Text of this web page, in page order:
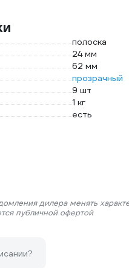
полоска
24 мм
62 мм
прозрачный
9 шт
1 кг
есть
дилера менять
публичной офертой